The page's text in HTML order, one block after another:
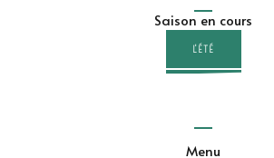
Saison en cours
L'ÉTÉ
Menu